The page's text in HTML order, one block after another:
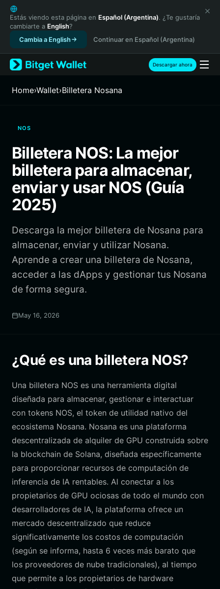
English
日本語
Tiếng Việt
Русский
Español (Latinoamérica)
Türkçe
Français
繁體中文
Bahasa Indonesia
ภาษาไทย
Español
Português (Brasil)
Estás viendo esta página en Español (Argentina). ¿Te gustaría
cambiarte a English?
Cambia a English
Continuar en Español (Argentina)
Descargar ahora
Home›Wallet›Billetera Nosana
NOS
Billetera NOS: La mejor
billetera para almacenar,
enviar y usar NOS (Guía
2025)
Descarga la mejor billetera de Nosana para
almacenar, enviar y utilizar Nosana.
Aprende a crear una billetera de Nosana,
acceder a las dApps y gestionar tus Nosana
de forma segura.
May 16, 2026
¿Qué es una billetera NOS?
Una billetera NOS es una herramienta digital
diseñada para almacenar, gestionar e interactuar
con tokens NOS, el token de utilidad nativo del
ecosistema Nosana. Nosana es una plataforma
descentralizada de alquiler de GPU construida sobre
la blockchain de Solana, diseñada específicamente
para proporcionar recursos de computación de
inferencia de IA rentables. Al conectar a los
propietarios de GPU ociosas de todo el mundo con
desarrolladores de IA, la plataforma ofrece un
mercado descentralizado que reduce
significativamente los costos de computación
(según se informa, hasta 6 veces más barato que
los proveedores de nube tradicionales), al tiempo
que permite a los propietarios de hardware